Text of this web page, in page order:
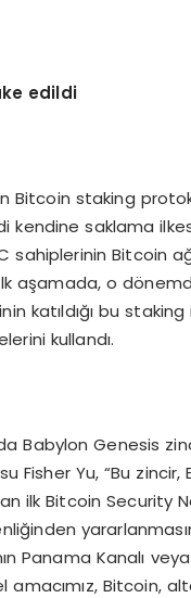
edildi
Bitcoin staking
kendine saklama
sahiplerinin Bitcoin
aşamada, o
katıldığı bu
kullandı.
Babylon Genesis
Fisher Yu, “Bu
ilk Bitcoin Security
Panama Kanalı
amacımız, Bitcoin,